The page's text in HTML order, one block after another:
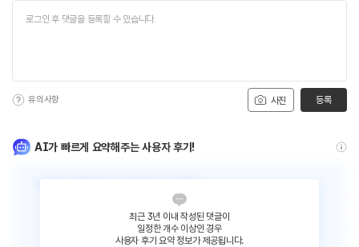
사진
유의사항 등록
AI가 빠르게 요약해주는 사용자 후기!
최근 3년 이내 작성된 댓글이
일정한 개수 이상인 경우
사용자 후기 요약 정보가 제공됩니다.